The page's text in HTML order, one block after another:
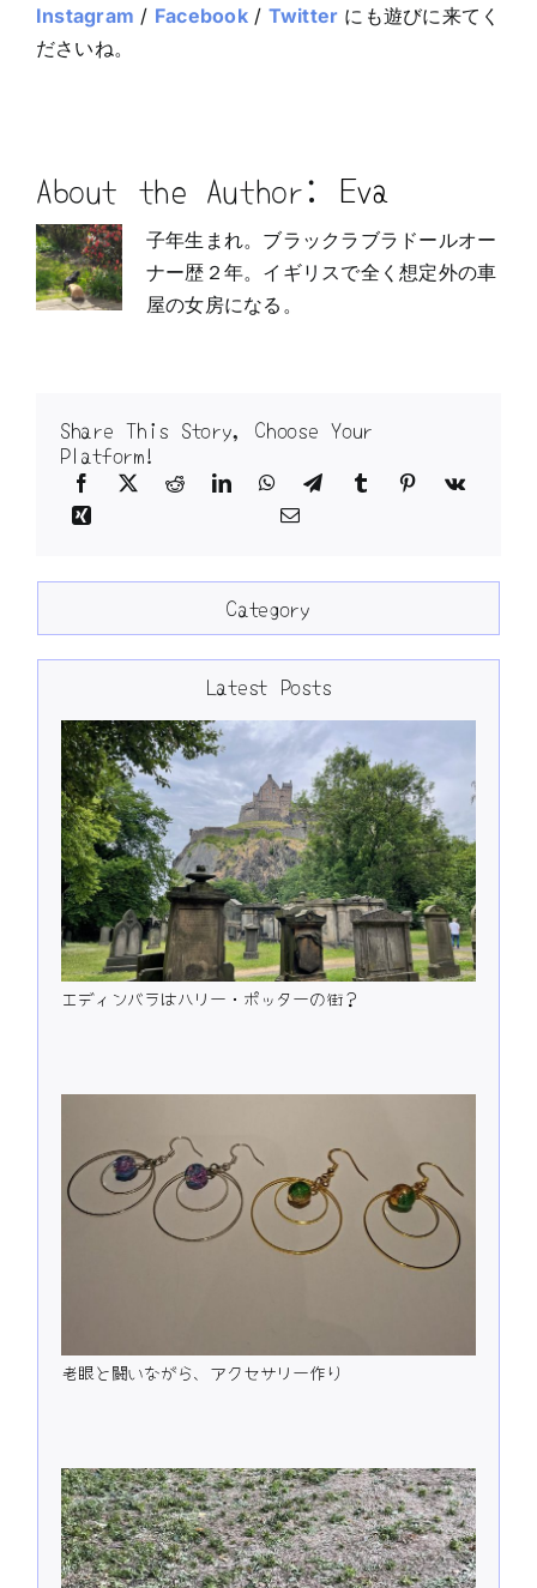
Instagram / Facebook/ Twitter にも遊びに来てく
ださいね。
About the Author: Eva
子年生まれ。ブラックラブラドールオー
ナー歴２年。イギリスで全く想定外の車
屋の女房になる。
Share This Story, Choose Your
Platform!
Category
Latest Posts
エディンバラはハリー・ポッターの街？
老眼と闘いながら、アクセサリー作り